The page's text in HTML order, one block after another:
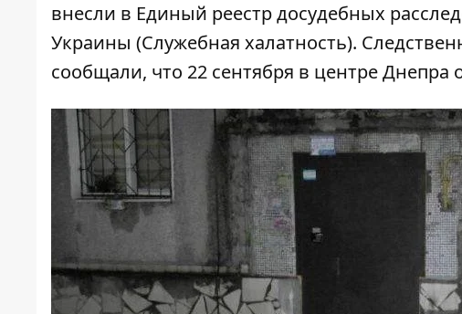
внесли в Единый реестр досудебных
Украины (Служебная халатность).
сообщали, что 22 сентября в центре